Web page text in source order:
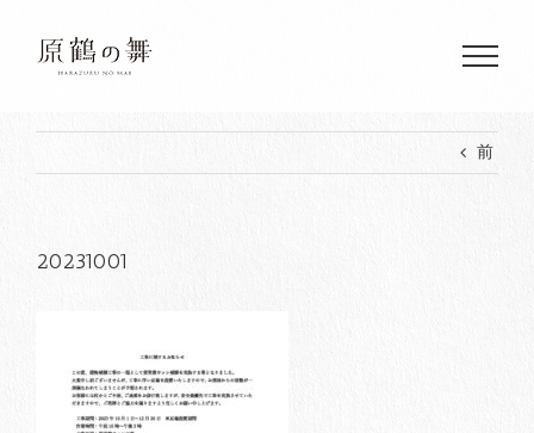
content
前
20231001